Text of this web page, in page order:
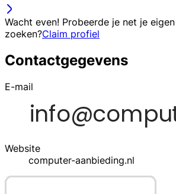
Wacht even! Probeerde je net je
zoeken?Claim profiel
Contactgegevens
E-mail
Website
computer-aanbieding.nl